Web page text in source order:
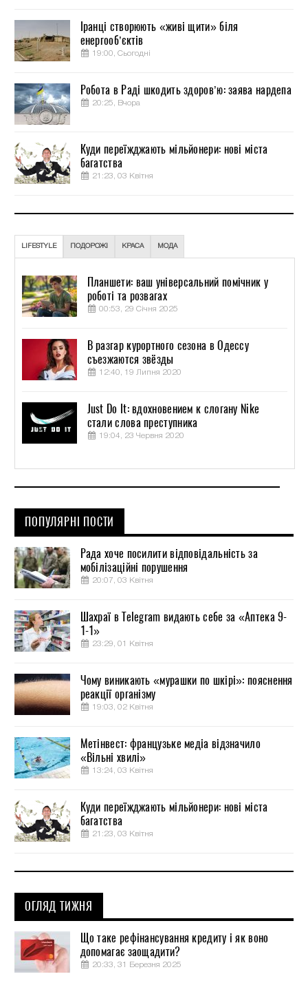
Іранці створюють «живі щити» біля
енергооб’єктів
19:00, Сьогодні
Робота в Раді шкодить здоров’ю: заява нардепа
20:25, Вчора
Куди переїжджають мільйонери: нові міста
багатства
21:23, 03 Квітня
LIFESTYLE ПОДОРОЖІ КРАСА МОДА
Планшети: ваш універсальний помічник у
роботі та розвагах
00:53, 29 Січня 2025
В разгар курортного сезона в Одессу
съезжаются звёзды
12:40, 19 Липня 2020
Just Do It: вдохновением к слогану Nike
стали слова преступника
19:04, 23 Червня 2020
ПОПУЛЯРНІ ПОСТИ
Рада хоче посилити відповідальність за
мобілізаційні порушення
20:07, 03 Квітня
Шахраї в Telegram видають себе за «Аптека 9-
1-1»
23:29, 01 Квітня
Чому виникають «мурашки по шкірі»: пояснення
реакції організму
19:03, 02 Квітня
Метінвест: французьке медіа відзначило
«Вільні хвилі»
13:24, 03 Квітня
Куди переїжджають мільйонери: нові міста
багатства
21:23, 03 Квітня
ОГЛЯД ТИЖНЯ
Що таке рефінансування кредиту і як воно
допомагає заощадити?
20:33, 31 Березня 2025